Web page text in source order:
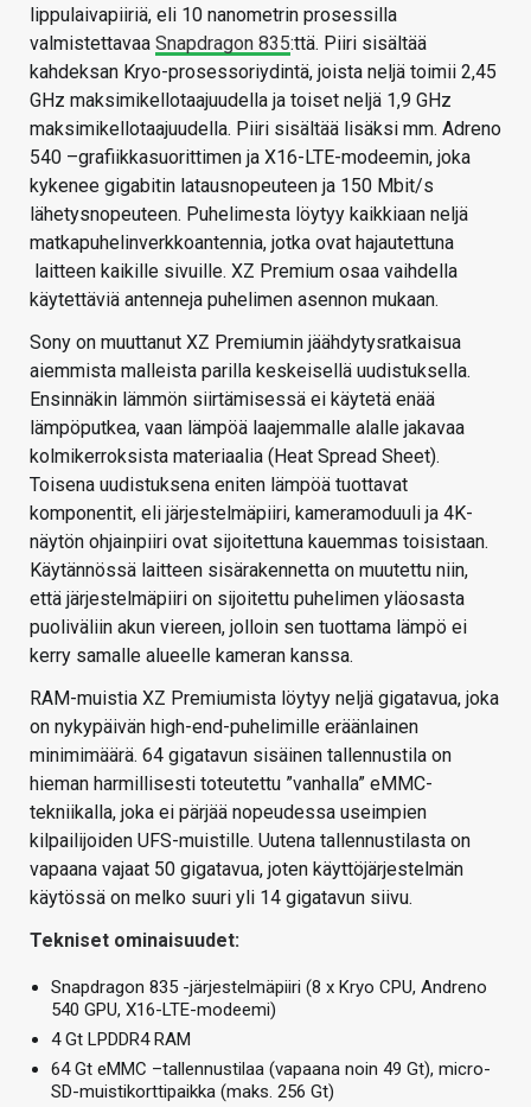
lippulaivapiiriä, eli 10 nanometrin prosessilla
valmistettavaa Snapdragon 835:ttä. Piiri sisältää
kahdeksan Kryo-prosessoriydintä, joista neljä toimii 2,45
GHz maksimikellotaajuudella ja toiset neljä 1,9 GHz
maksimikellotaajuudella. Piiri sisältää lisäksi mm. Adreno
540 –grafiikkasuorittimen ja X16-LTE-modeemin, joka
kykenee gigabitin latausnopeuteen ja 150 Mbit/s
lähetysnopeuteen. Puhelimesta löytyy kaikkiaan neljä
matkapuhelinverkkoantennia, jotka ovat hajautettuna
laitteen kaikille sivuille. XZ Premium osaa vaihdella
käytettäviä antenneja puhelimen asennon mukaan.
Sony on muuttanut XZ Premiumin jäähdytysratkaisua
aiemmista malleista parilla keskeisellä uudistuksella.
Ensinnäkin lämmön siirtämisessä ei käytetä enää
lämpöputkea, vaan lämpöä laajemmalle alalle jakavaa
kolmikerroksista materiaalia (Heat Spread Sheet).
Toisena uudistuksena eniten lämpöä tuottavat
komponentit, eli järjestelmäpiiri, kameramoduuli ja 4K-
näytön ohjainpiiri ovat sijoitettuna kauemmas toisistaan.
Käytännössä laitteen sisärakennetta on muutettu niin,
että järjestelmäpiiri on sijoitettu puhelimen yläosasta
puoliväliin akun viereen, jolloin sen tuottama lämpö ei
kerry samalle alueelle kameran kanssa.
RAM-muistia XZ Premiumista löytyy neljä gigatavua, joka
on nykypäivän high-end-puhelimille eräänlainen
minimimäärä. 64 gigatavun sisäinen tallennustila on
hieman harmillisesti toteutettu ”vanhalla” eMMC-
tekniikalla, joka ei pärjää nopeudessa useimpien
kilpailijoiden UFS-muistille. Uutena tallennustilasta on
vapaana vajaat 50 gigatavua, joten käyttöjärjestelmän
käytössä on melko suuri yli 14 gigatavun siivu.
Tekniset ominaisuudet:
Snapdragon 835 -järjestelmäpiiri (8 x Kryo CPU, Andreno
540 GPU, X16-LTE-modeemi)
4 Gt LPDDR4 RAM
64 Gt eMMC –tallennustilaa (vapaana noin 49 Gt), micro-
SD-muistikorttipaikka (maks. 256 Gt)